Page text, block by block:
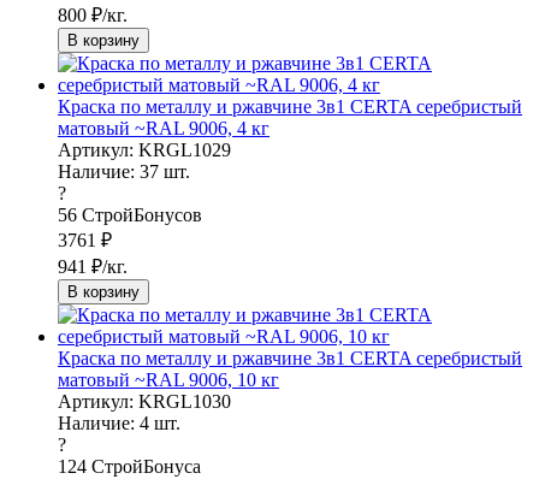
800 ₽/кг.
В корзину
Краска по металлу и ржавчине 3в1 CERTA серебристый
матовый ~RAL 9006, 4 кг
Артикул: KRGL1029
Наличие: 37 шт.
?
56 СтройБонусов
3761 ₽
941 ₽/кг.
В корзину
Краска по металлу и ржавчине 3в1 CERTA серебристый
матовый ~RAL 9006, 10 кг
Артикул: KRGL1030
Наличие: 4 шт.
?
124 СтройБонуса